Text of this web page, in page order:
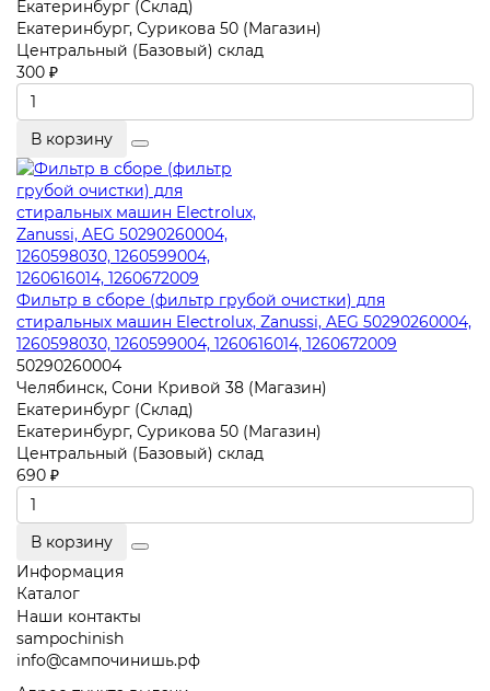
Екатеринбург (Склад)
Екатеринбург, Сурикова 50 (Магазин)
Центральный (Базовый) склад
300 ₽
В корзину
Фильтр в сборе (фильтр грубой очистки) для
стиральных машин Electrolux, Zanussi, AEG 50290260004,
1260598030, 1260599004, 1260616014, 1260672009
50290260004
Челябинск, Сони Кривой 38 (Магазин)
Екатеринбург (Склад)
Екатеринбург, Сурикова 50 (Магазин)
Центральный (Базовый) склад
690 ₽
В корзину
Информация
Каталог
Наши контакты
sampochinish
info@сампочинишь.рф